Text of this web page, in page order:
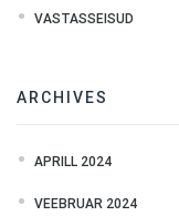
VASTASSEISUD
ARCHIVES
APRILL 2024
VEEBRUAR 2024